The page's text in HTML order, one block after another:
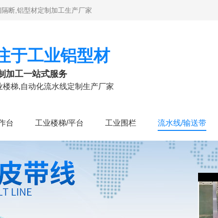
断,铝型材定制加工生产厂家
于工业铝型材
加工一站式服务
楼梯,自动化流水线定制生产厂家
台 工业楼梯/平台 工业围栏 流水线/输送带